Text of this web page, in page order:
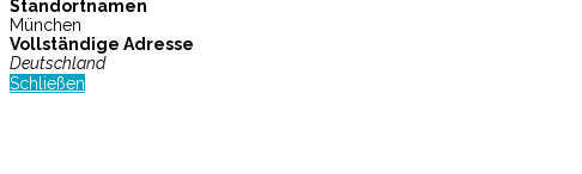
Standortnamen
München
Vollständige Adresse
Deutschland
Schließen